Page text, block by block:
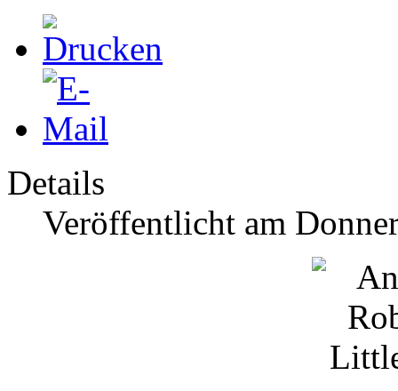
Details
Veröffentlicht am